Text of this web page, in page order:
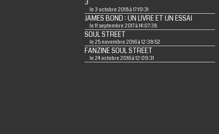
3
le 3 octobre 2018 à 17:19:31
JAMES BOND : UN LIVRE ET UN ESSAI
le 11 septembre 2017 à 14:07:38
SOUL STREET
le 25 novembre 2016 à 12:38:52
FANZINE SOUL STREET
le 24 octobre 2016 à 12:09:31